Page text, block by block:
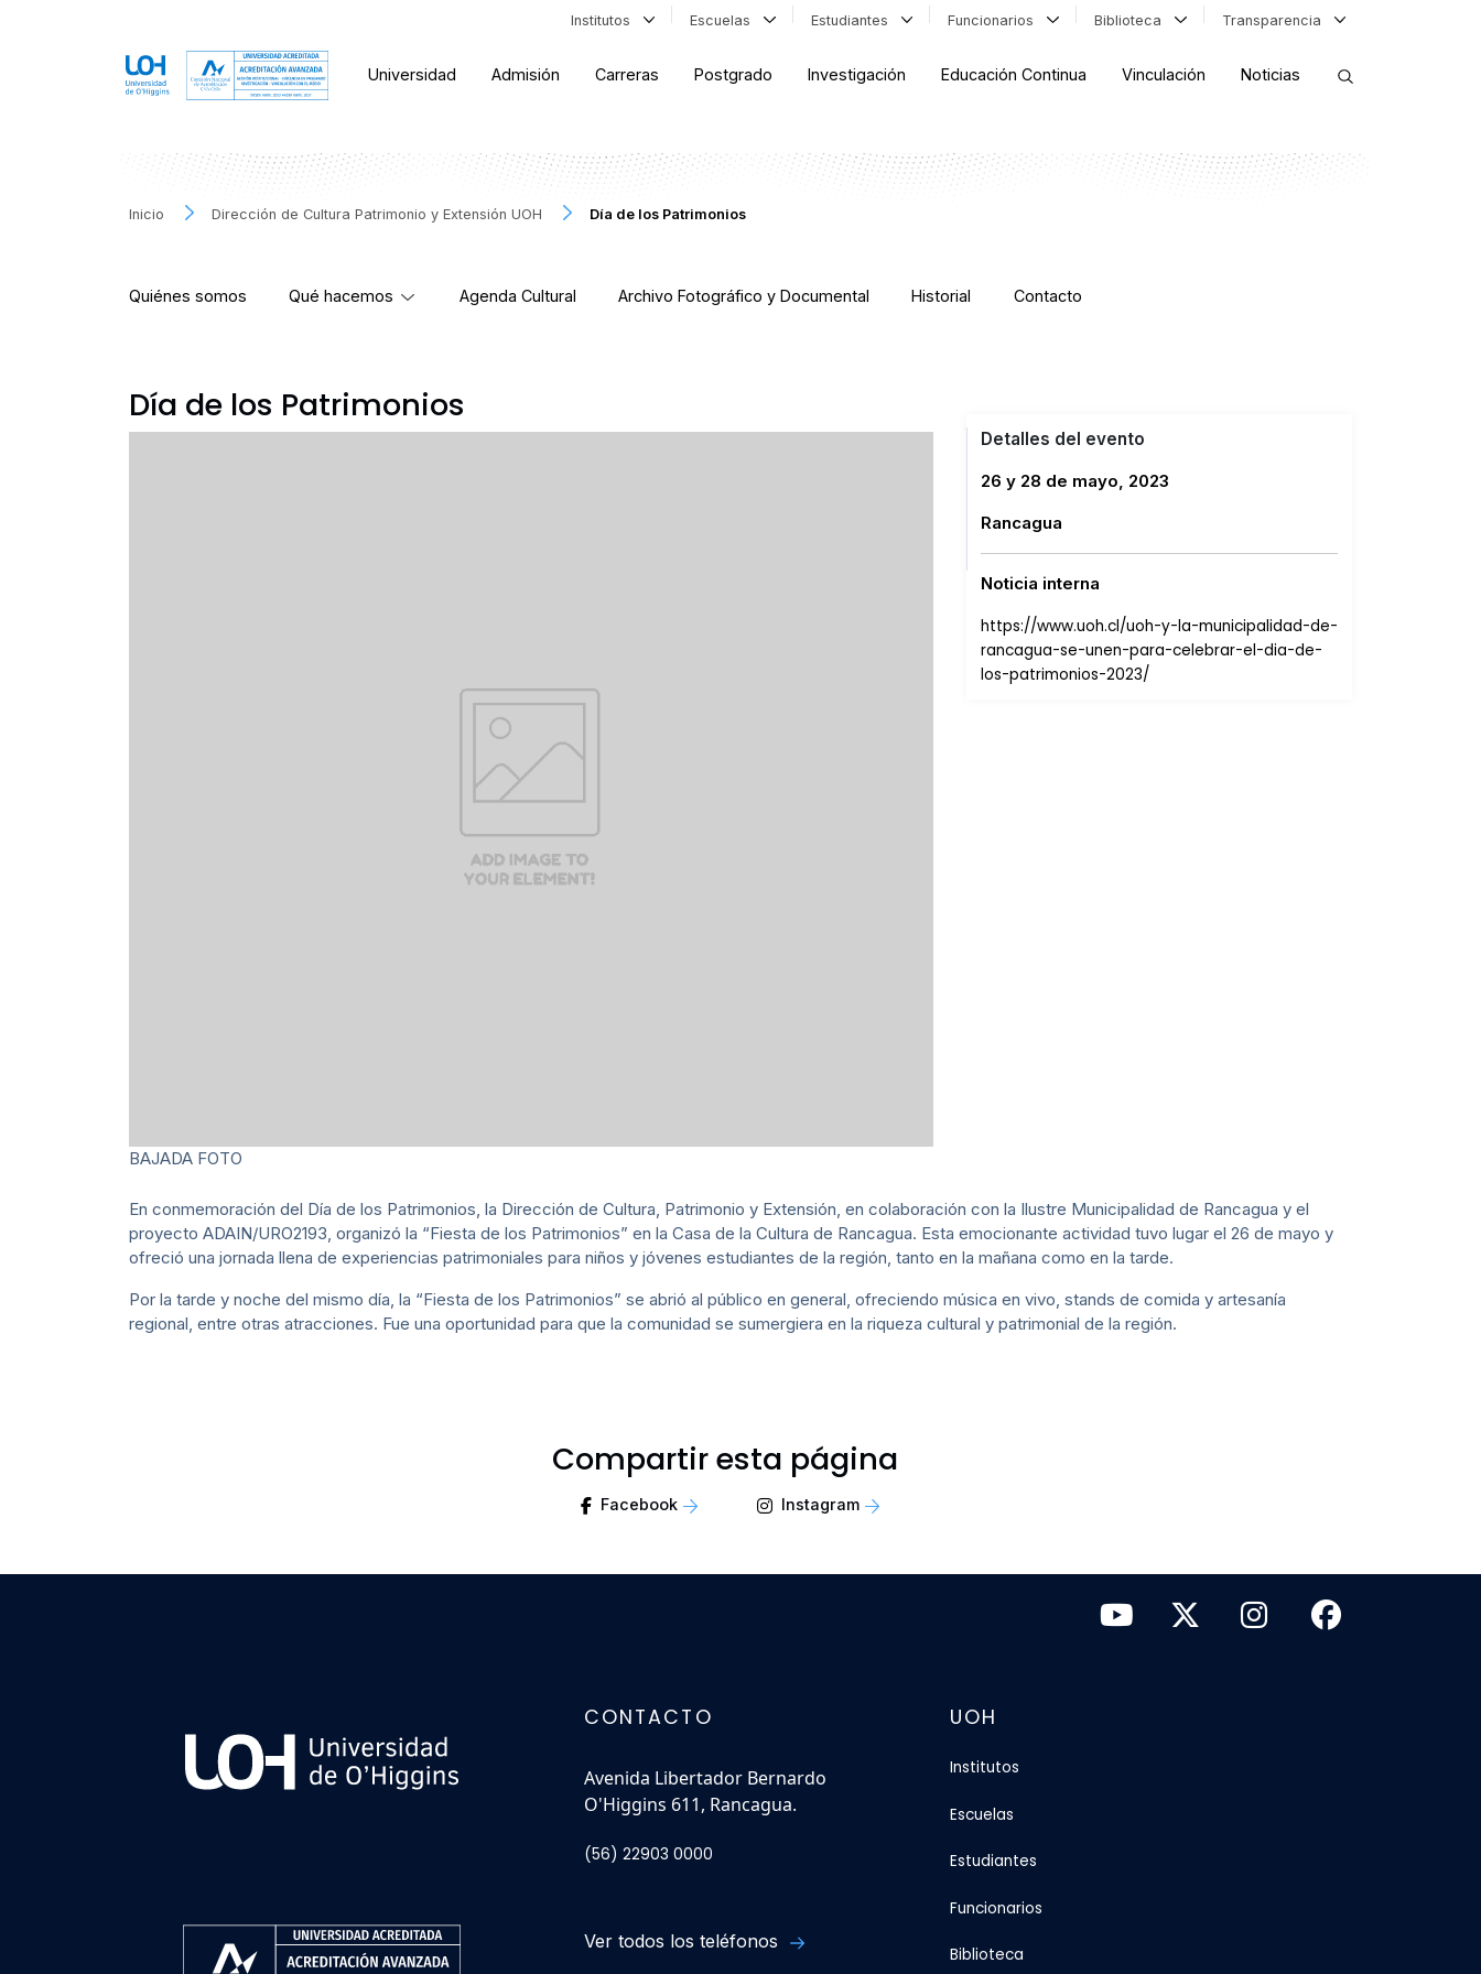
Institutos Escuelas Estudiantes Funcionarios Biblioteca Transparencia
Universidad Admisión Carreras Postgrado Investigación Educación Continua Vinculación Noticias
Inicio Dirección de Cultura Patrimonio y Extensión UOH Día de los Patrimonios
Quiénes somos Qué hacemos Agenda Cultural Archivo Fotográfico y Documental Historial Contacto
Día de los Patrimonios
BAJADA FOTO
Detalles del evento
26 y 28 de mayo, 2023
Rancagua
Noticia interna
https://www.uoh.cl/uoh-y-la-municipalidad-de-
rancagua-se-unen-para-celebrar-el-dia-de-
los-patrimonios-2023/
En conmemoración del Día de los Patrimonios, la Dirección de Cultura, Patrimonio y Extensión, en colaboración con la Ilustre Municipalidad de Rancagua y el
proyecto ADAIN/URO2193, organizó la “Fiesta de los Patrimonios” en la Casa de la Cultura de Rancagua. Esta emocionante actividad tuvo lugar el 26 de mayo y
ofreció una jornada llena de experiencias patrimoniales para niños y jóvenes estudiantes de la región, tanto en la mañana como en la tarde.
Por la tarde y noche del mismo día, la “Fiesta de los Patrimonios” se abrió al público en general, ofreciendo música en vivo, stands de comida y artesanía
regional, entre otras atracciones. Fue una oportunidad para que la comunidad se sumergiera en la riqueza cultural y patrimonial de la región.
Compartir esta página
Facebook Instagram
CONTACTO
Avenida Libertador Bernardo
O'Higgins 611, Rancagua.
(56) 22903 0000
Ver todos los teléfonos
UOH
Institutos
Escuelas
Estudiantes
Funcionarios
Biblioteca